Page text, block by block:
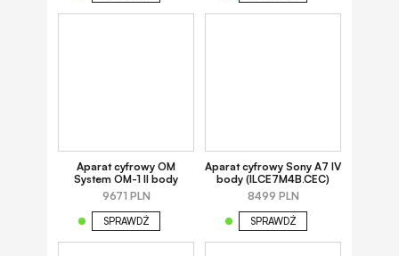
Aparat cyfrowy OM
System OM-1 II body
9671 PLN
SPRAWDŹ
Aparat cyfrowy Sony A7 IV
body (ILCE7M4B.CEC)
8499 PLN
SPRAWDŹ